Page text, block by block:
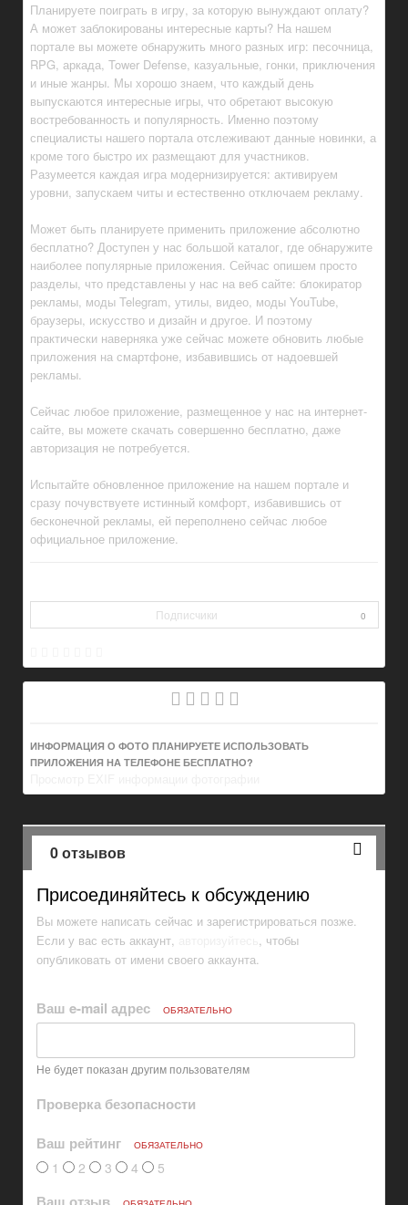
Планируете поиграть в игру, за которую вынуждают оплату?
А может заблокированы интересные карты? На нашем
портале вы можете обнаружить много разных игр: песочница,
RPG, аркада, Tower Defense, казуальные, гонки, приключения
и иные жанры. Мы хорошо знаем, что каждый день
выпускаются интересные игры, что обретают высокую
востребованность и популярность. Именно поэтому
специалисты нашего портала отслеживают данные новинки, а
кроме того быстро их размещают для участников.
Разумеется каждая игра модернизируется: активируем
уровни, запускаем читы и естественно отключаем рекламу.
Может быть планируете применить приложение абсолютно
бесплатно? Доступен у нас большой каталог, где обнаружите
наиболее популярные приложения. Сейчас опишем просто
разделы, что представлены у нас на веб сайте: блокиратор
рекламы, моды Telegram, утилы, видео, моды YouTube,
браузеры, искусство и дизайн и другое. И поэтому
практически наверняка уже сейчас можете обновить любые
приложения на смартфоне, избавившись от надоевшей
рекламы.
Сейчас любое приложение, размещенное у нас на интернет-
сайте, вы можете скачать совершенно бесплатно, даже
авторизация не потребуется.
Испытайте обновленное приложение на нашем портале и
сразу почувствуете истинный комфорт, избавившись от
бесконечной рекламы, ей переполнено сейчас любое
официальное приложение.
Подписчики 0
ИНФОРМАЦИЯ О ФОТО ПЛАНИРУЕТЕ ИСПОЛЬЗОВАТЬ
ПРИЛОЖЕНИЯ НА ТЕЛЕФОНЕ БЕСПЛАТНО?
0 отзывов
Присоединяйтесь к обсуждению
Вы можете написать сейчас и зарегистрироваться позже.
Если у вас есть аккаунт,
, чтобы
опубликовать от имени своего аккаунта.
Ваш e-mail адрес ОБЯЗАТЕЛЬНО
Не будет показан другим пользователям
Проверка безопасности
Ваш рейтинг
ОБЯЗАТЕЛЬНО
1 2 3 4 5